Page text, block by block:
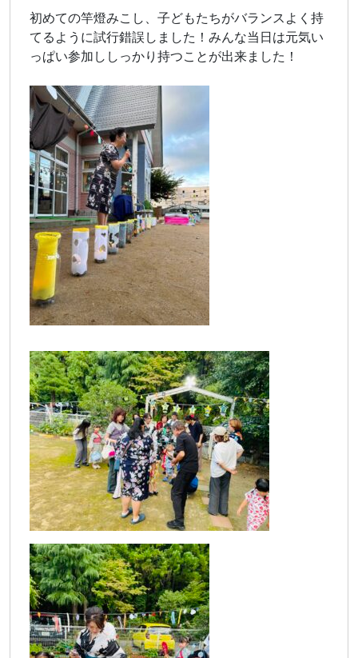
初めての竿燈みこし、子どもたちがバランスよく持
てるように試行錯誤しました！みんな当日は元気い
っぱい参加ししっかり持つことが出来ました！